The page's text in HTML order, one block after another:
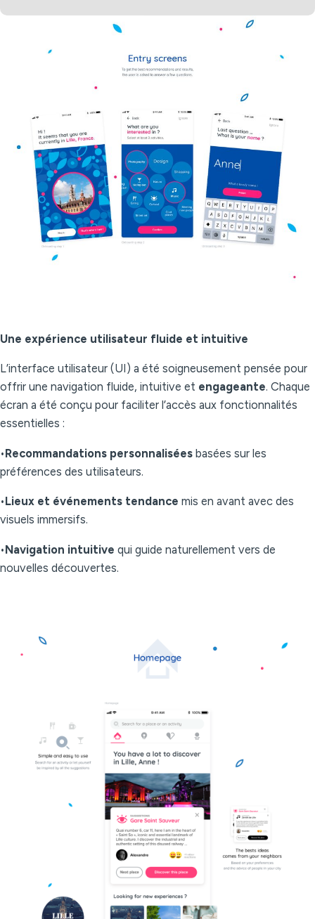
Une expérience utilisateur fluide et intuitive
L’interface utilisateur (UI) a été soigneusement pensée pour
offrir une navigation fluide, intuitive et engageante. Chaque
écran a été conçu pour faciliter l’accès aux fonctionnalités
essentielles :
•Recommandations personnalisées basées sur les
préférences des utilisateurs.
•Lieux et événements tendance mis en avant avec des
visuels immersifs.
•Navigation intuitive qui guide naturellement vers de
nouvelles découvertes.